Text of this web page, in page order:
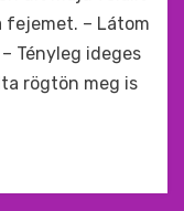
fejemet. – Látom
Tényleg ideges
rögtön meg is